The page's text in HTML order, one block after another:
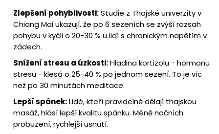
Zlepšení pohyblivosti:Studie z Thajské univerzity v
Chiang Mai ukazují, že po 6 sezeních se zvýší rozsah
pohybu v kyčli o 20-30 % u lidí s chronickým napětím v
zádech.
Snížení stresu a úzkosti:Hladina kortizolu - hormonu
stresu - klesá o 25-40 % po jednom sezení. To je víc
než po 30 minutách meditace.
Lepší spánek:Lidé, kteří pravidelně dělají thajskou
masáž, hlásí lepší kvalitu spánku. Méně nočních
probuzení, rychlejší usnutí.